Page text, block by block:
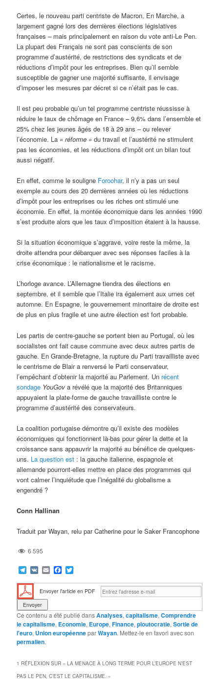
Certes, le nouveau parti centriste de Macron, En Marche, a
largement gagné lors des dernières élections législatives
françaises – mais principalement en raison du vote anti-Le Pen.
La plupart des Français ne sont pas conscients de son
programme d’austérité, de restrictions des syndicats et de
réductions d’impôt pour les entreprises. Bien qu’il semble
susceptible de gagner une majorité suffisante, il envisage
d’imposer les mesures par décret si ce n’était pas le cas.
Il est peu probable qu’un tel programme centriste réussisse à
réduire le taux de chômage en France – 9,6% dans l’ensemble et
25% chez les jeunes âgés de 18 à 29 ans – ou relever
l’économie. La « réforme » du travail et l’austérité ne stimulent
pas les économies, et les réductions d’impôt ont un bilan tout
aussi négatif.
En effet, comme le souligne Foroohar, il n’y a pas un seul
exemple au cours des 20 dernières années où les réductions
d’impôt pour les entreprises ou les riches ont stimulé une
économie. En effet, la montée économique dans les années 1990
s’est produite alors que les taux d’imposition étaient à la hausse.
Si la situation économique s’aggrave, voire reste la même, la
droite attendra pour débarquer avec ses réponses faciles à la
crise économique : le nationalisme et le racisme.
L’horloge avance. L’Allemagne tiendra des élections en
septembre, et il semble que l’Italie ira également aux urnes cet
automne. En Espagne, le gouvernement minoritaire de droite est
de plus en plus fragile et une autre élection est fort probable.
Les partis de centre-gauche se portent bien au Portugal, où les
socialistes ont fait cause commune avec deux autres partis de
gauche. En Grande-Bretagne, la rupture du Parti travailliste avec
le centrisme de Blair a renversé le Parti conservateur,
l’empêchant d’obtenir la majorité au Parlement. Un récent
sondage YouGov a révélé que la majorité des Britanniques
appuyaient la plate-forme de gauche travailliste contre le
programme d’austérité des conservateurs.
La coalition portugaise démontre qu’il existe des modèles
économiques qui fonctionnent là-bas pour gérer la dette et la
croissance sans appauvrir la majorité au bénéfice de quelques-
uns. La question est : la gauche italienne, espagnole et
allemande pourront-elles mettre en place des programmes qui
vont calmer l’inquiétude que l’inégalité du globalisme a
engendré ?
Conn Hallinan
Traduit par Wayan, relu par Catherine pour le Saker Francophone
6 595
Telegram
VK EmailFacebook
Envoyer l'article en PDF
Ce contenu a été publié dansAnalyses,capitalisme,Comprendre
le capitalisme, Economie, Europe,Finance,ploutocratie,Sortie de
l'euro, Union européenneparWayan. Mettez-le en favori avec son
permalien.
1 RÉFLEXION SUR «LA MENACE À LONG TERME POUR L’EUROPE N’EST
PAS LE PEN, C’EST LE CAPITALISME. »